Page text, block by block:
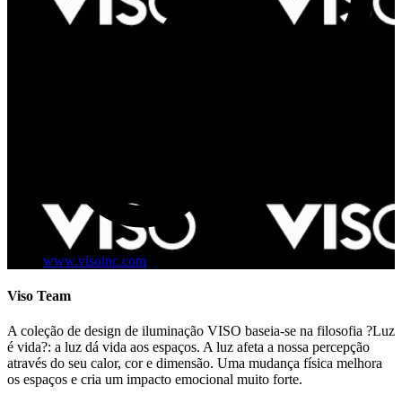
www.visoinc.com
Viso Team
A coleção de design de iluminação VISO baseia-se na filosofia ?Luz
é vida?: a luz dá vida aos espaços. A luz afeta a nossa percepção
através do seu calor, cor e dimensão. Uma mudança física melhora
os espaços e cria um impacto emocional muito forte.